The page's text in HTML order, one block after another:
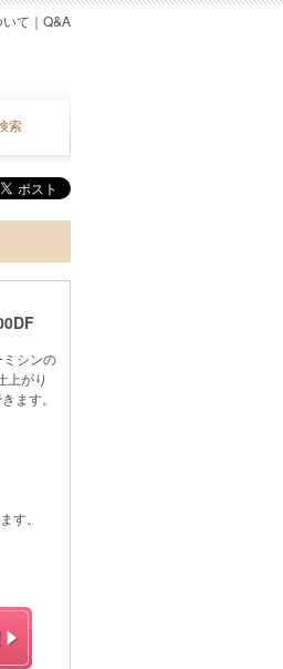
索
Q&A
｜
て
シンの
上がり
ます。
す。